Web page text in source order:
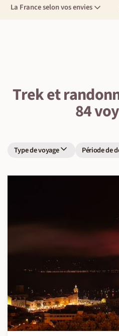
La France selon vos envies
Trek et
84
Type de voyage Période de